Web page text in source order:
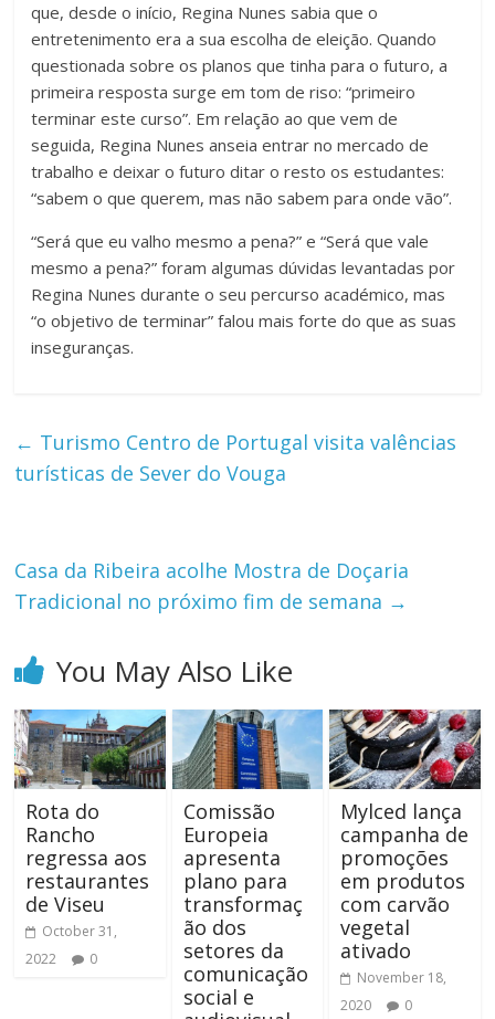
que, desde o início, Regina Nunes sabia que o
entretenimento era a sua escolha de eleição. Quando
questionada sobre os planos que tinha para o futuro, a
primeira resposta surge em tom de riso: “primeiro
terminar este curso”. Em relação ao que vem de
seguida, Regina Nunes anseia entrar no mercado de
trabalho e deixar o futuro ditar o resto os estudantes:
“sabem o que querem, mas não sabem para onde vão”.
“Será que eu valho mesmo a pena?” e “Será que vale
mesmo a pena?” foram algumas dúvidas levantadas por
Regina Nunes durante o seu percurso académico, mas
“o objetivo de terminar” falou mais forte do que as suas
inseguranças.
← Turismo Centro de Portugal visita valências
turísticas de Sever do Vouga
Casa da Ribeira acolhe Mostra de Doçaria
Tradicional no próximo fim de semana →
You May Also Like
Rota do
Rancho
regressa aos
restaurantes
de Viseu
October 31,
2022
0
Comissão
Europeia
apresenta
plano para
transformaç
ão dos
setores da
comunicação
social e
Mylced lança
campanha de
promoções
em produtos
com carvão
vegetal
ativado
November 18,
2020
0